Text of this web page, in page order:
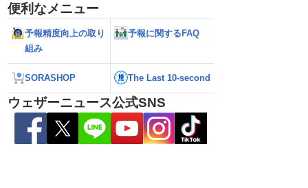
】台風16号発生
予想 今後の進路と日
12時更新)
【ゲリラ雷雨情報】東北〜中国地方の広
便利なメニュー
予報精度向上の取り
組み
予報に関するFAQ
SORASHOP The Last 10-second
ウェザーニュース公式SNS